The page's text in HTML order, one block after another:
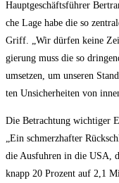
Haupt­ge­schäfts­füh­rer
che Lage habe die so
Griff. „Wir dür­fen kei­ne
gie­rung muss die so
umset­zen, um unse­ren
ten Unsi­cher­hei­ten von
Die Betrach­tung wich­ti­ger
„Ein schmerz­haf­ter
die Aus­fuh­ren in die USA,
knapp 20 Pro­zent auf 2,1